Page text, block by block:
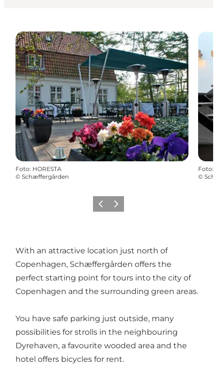
Foto: HORESTA
© Schæffergården
Foto:
©
Föregående
Nästa
With an attractive location just north of
Copenhagen, Schæffergården offers the
perfect starting point for tours into the city of
Copenhagen and the surrounding green areas.
You have safe parking just outside, many
possibilities for strolls in the neighbouring
Dyrehaven, a favourite wooded area and the
hotel offers bicycles for rent.